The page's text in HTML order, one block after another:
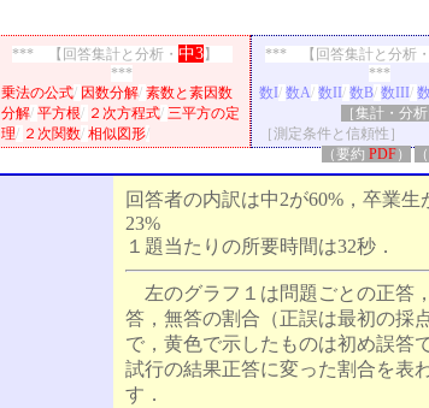
*** 【回答集計と分析・ 中3】
***
乗法の公式/ 因数分解/ 素数と素因数
分解/ 平方根/ ２次方程式/ 三平方の定
理/ ２次関数/ 相似図形/
*** 【回答集計と分析・
***
数I/ 数A/ 数II/ 数B/ 数III/
［集計・分
［測定条件と信頼性］
（要約 PDF）
回答者の内訳は中2が60%，卒業生
23%
１題当たりの所要時間は32秒．
左のグラフ１は問題ごとの正答
答，無答の割合（正誤は最初の採点
で，黄色で示したものは初め誤答
試行の結果正答に変った割合を表
す．